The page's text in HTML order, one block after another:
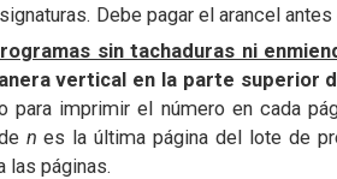
Debe pagar el arancel
sin tachaduras ni
vertical en la parte superior
para imprimir el número en cada
n es la última página del lote de
las páginas.